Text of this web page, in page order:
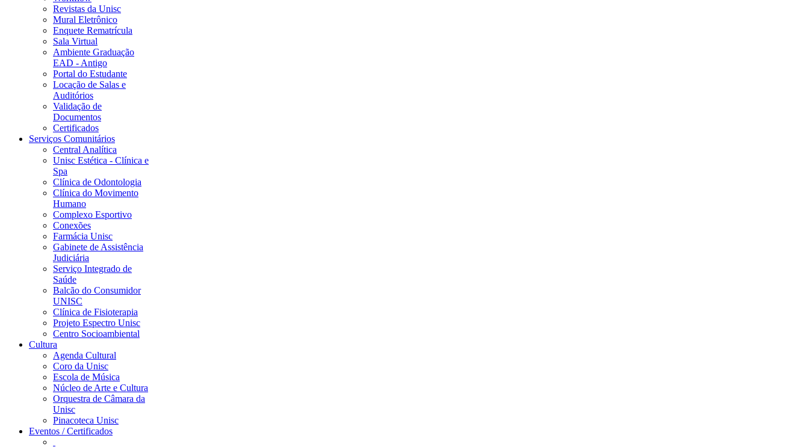
Revistas da Unisc
Mural Eletrônico
Enquete Rematrícula
Sala Virtual
Ambiente Graduação
EAD - Antigo
Portal do Estudante
Locação de Salas e
Auditórios
Validação de
Documentos
Certificados
Serviços Comunitários
Central Analítica
Unisc Estética - Clínica e
Spa
Clínica de Odontologia
Clínica do Movimento
Humano
Complexo Esportivo
Conexões
Farmácia Unisc
Gabinete de Assistência
Judiciária
Serviço Integrado de
Saúde
Balcão do Consumidor
UNISC
Clínica de Fisioterapia
Projeto Espectro Unisc
Centro Socioambiental
Cultura
Agenda Cultural
Coro da Unisc
Escola de Música
Núcleo de Arte e Cultura
Orquestra de Câmara da
Unisc
Pinacoteca Unisc
Eventos / Certificados